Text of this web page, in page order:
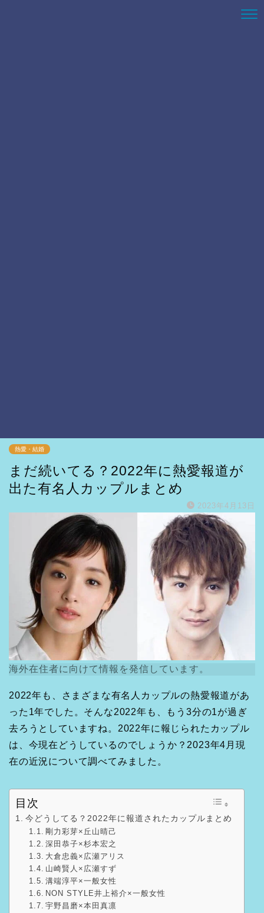
熱愛・結婚
まだ続いてる？2022年に熱愛報道が
出た有名人カップルまとめ
2023年4月13日
海外在住者に向けて情報を発信しています。
2022年も、さまざまな有名人カップルの熱愛報道があ
った1年でした。そんな2022年も、もう3分の1が過ぎ
去ろうとしていますね。2022年に報じられたカップル
は、今現在どうしているのでしょうか？2023年4月現
在の近況について調べてみました。
目次
今どうしてる？2022年に報道されたカップルまとめ
剛力彩芽×丘山晴己
深田恭子×杉本宏之
大倉忠義×広瀬アリス
山崎賢人×広瀬すず
溝端淳平×一般女性
NON STYLE井上裕介×一般女性
宇野昌磨×本田真凛